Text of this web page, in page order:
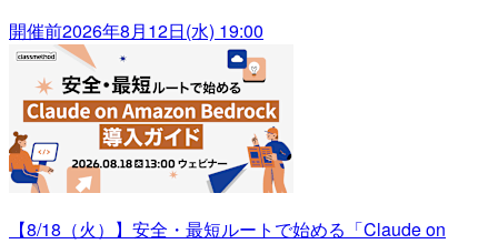
開催前2026年8月12日(水) 19:00
【8/18（火）】安全・最短ルートで始める「Claude on